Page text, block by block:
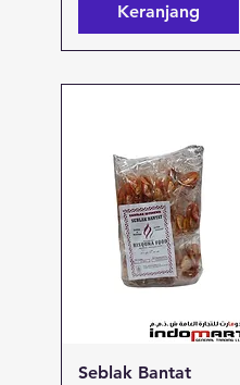
Keranjang
Tampilan Cepat
Seblak Bantat